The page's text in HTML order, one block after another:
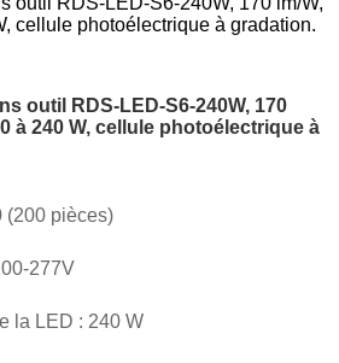
outil RDS-LED-S6-240W, 170
à 240 W, cellule photoélectrique à
(200 pièces)
277V
la LED : 240 W